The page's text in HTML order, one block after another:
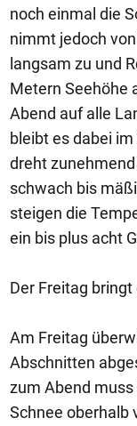
noch einmal die
nimmt jedoch
langsam zu und
Metern Seehöhe
Abend auf alle
bleibt es dabei
dreht
schwach bis
steigen die
ein bis plus acht
Der Freitag
Am Freitag
Abschnitten
zum Abend
Schnee oberhalb